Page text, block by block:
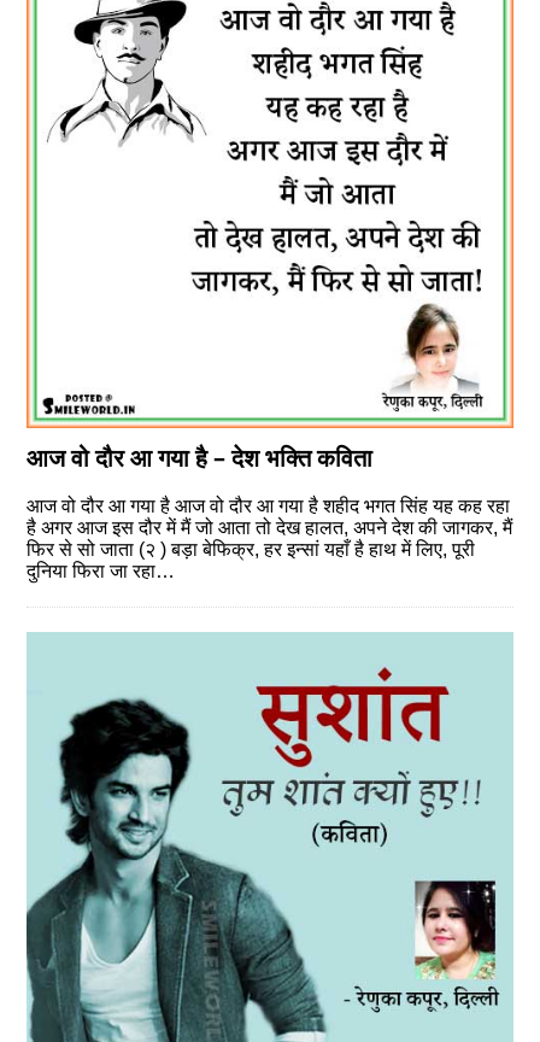
आज वो दौर आ गया है – देश भक्ति कविता
आज वो दौर आ गया है आज वो दौर आ गया है शहीद भगत सिंह यह कह रहा
है अगर आज इस दौर में मैं जो आता तो देख हालत, अपने देश की जागकर, मैं
फिर से सो जाता (२ ) बड़ा बेफिक्र, हर इन्सां यहाँ है हाथ में लिए, पूरी
दुनिया फिरा जा रहा…